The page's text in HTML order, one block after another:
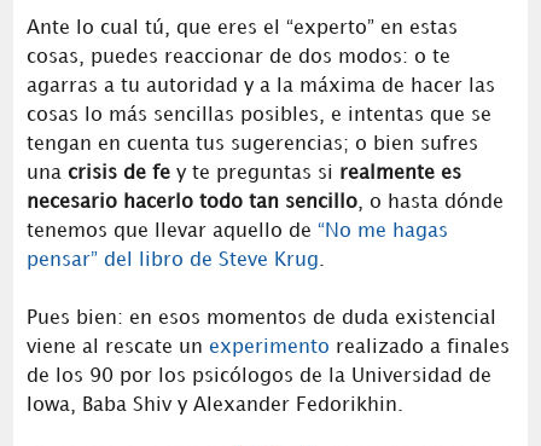
Ante lo cual tú, que eres el “experto” en estas
cosas, puedes reaccionar de dos modos: o te
agarras a tu autoridad y a la máxima de hacer las
cosas lo más sencillas posibles, e intentas que se
tengan en cuenta tus sugerencias; o bien sufres
una crisis de fey te preguntas si realmente es
necesario hacerlo todo tan sencillo, o hasta dónde
tenemos que llevar aquello de “No me hagas
pensar” del libro de Steve Krug
Pues bien: en esos momentos de duda existencial
viene al rescate un experimento realizado a finales
de los 90 por los psicólogos de la Universidad de
Iowa, Baba Shiv y Alexander Fedorikhin.